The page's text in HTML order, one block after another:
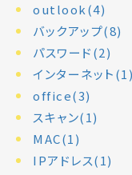
outlook(4)
バックアップ(8)
パスワード(2)
インターネット(1)
office(3)
スキャン(1)
MAC(1)
IPアドレス(1)